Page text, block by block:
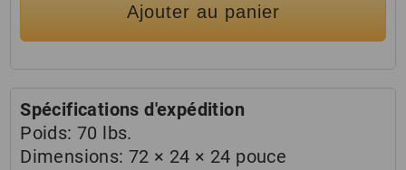
Ajouter au panier
Spécifications d'expédition
Poids:70 lbs.
Dimensions:72 × 24 × 24 pouce